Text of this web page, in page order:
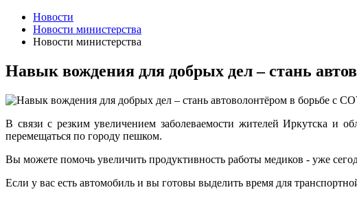
Новости
Новости министерства
Новости министерства
Навык вождения для добрых дел – стань
В связи с резким увеличением заболеваемости жителей Иркутска и
перемещаться по городу пешком.
Вы можете помочь увеличить продуктивность работы медиков - уже
Если у вас есть автомобиль и вы готовы выделить время для